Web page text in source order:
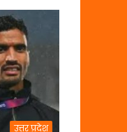
उत्तर प्रदेश